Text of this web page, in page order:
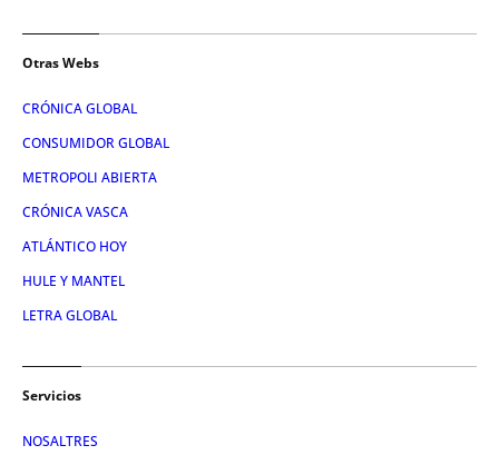
Otras Webs
CRÓNICA GLOBAL
CONSUMIDOR GLOBAL
METROPOLI ABIERTA
CRÓNICA VASCA
ATLÁNTICO HOY
HULE Y MANTEL
LETRA GLOBAL
Servicios
NOSALTRES